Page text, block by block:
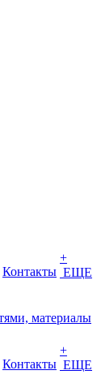
Контакты
+
ЕЩЕ
Контакты
+
ЕЩЕ